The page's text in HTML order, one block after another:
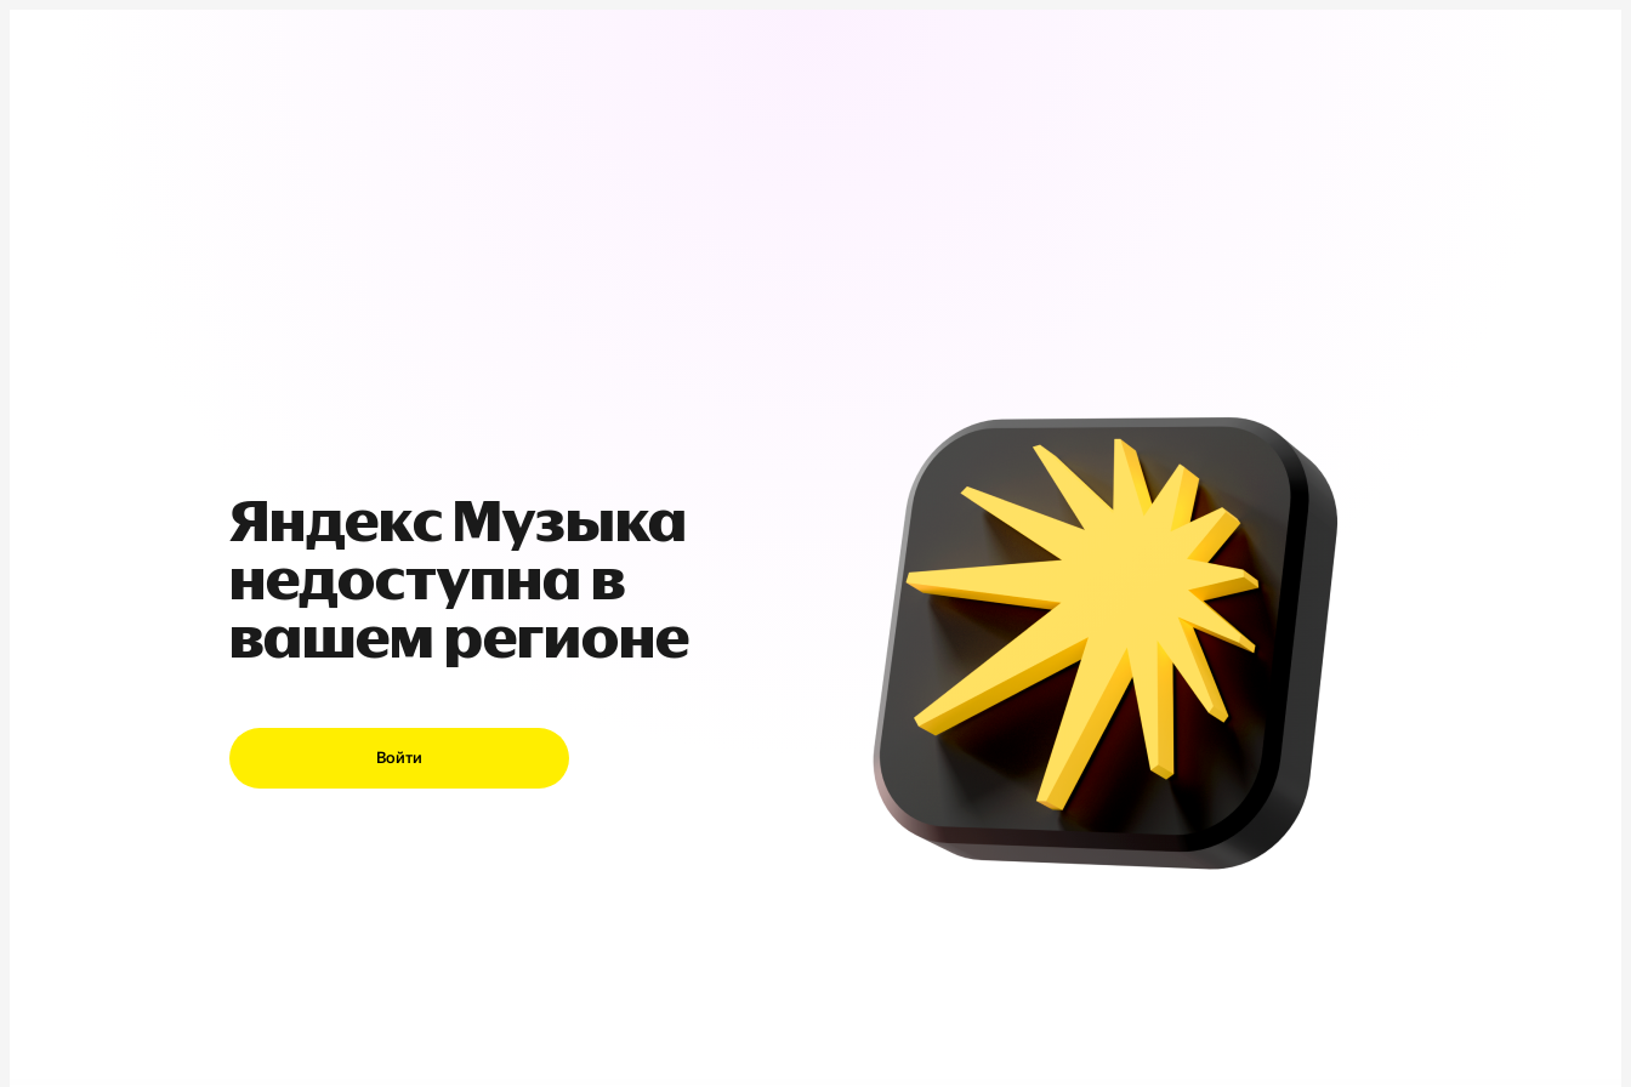
Яндекс Музыка
недоступна в
вашем регионе
Войти